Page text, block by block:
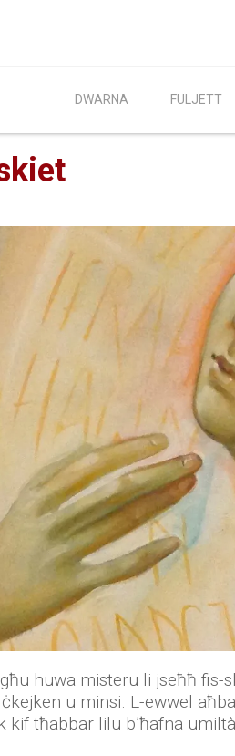
DWARNA FULJETT
huwa misteru li jseħħ
u minsi. L-ewwel
kif tħabbar lilu b’ħafna